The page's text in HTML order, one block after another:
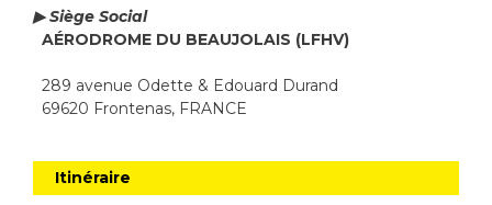
▶ Siège Social
AÉRODROME DU BEAUJOLAIS (LFHV)
289 avenue Odette & Edouard Durand
69620 Frontenas, FRANCE
Itinéraire